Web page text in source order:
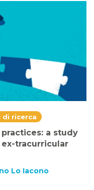
ricerca
a study
tracurricular
Lo Iacono